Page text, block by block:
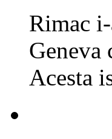
Rimac
Geneva
Acesta